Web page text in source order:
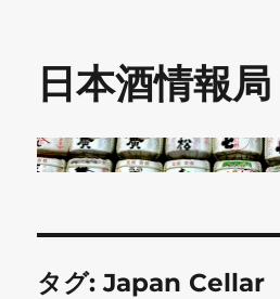
日本酒情報局
タグ:Japan Cellar